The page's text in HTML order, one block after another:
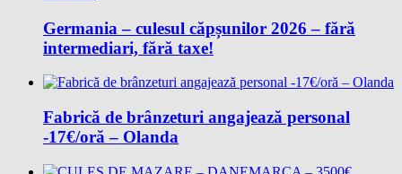
Germania – culesul căpșunilor 2026 – fără
intermediari, fără taxe!
Fabrică de brânzeturi angajează personal
-17€/oră – Olanda